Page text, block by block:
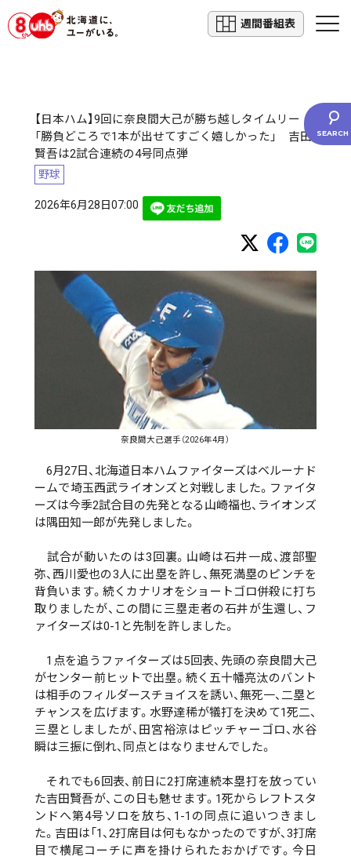
週間番組表
【日本ハム】9回に奈良間大己が勝ち越しタイムリー
「勝負どころで1本が出せてすごく嬉しかった」 吉田
賢吾は2試合連続の4号同点弾
野球
2026年6月28日07:00
奈良間大己選手（2026年4月）
6月27日、北海道日本ハムファイターズはベルーナド
ームで埼玉西武ライオンズと対戦しました。ファイタ
ーズは今季2試合目の先発となる山崎福也、ライオンズ
は隅田知一郎が先発しました。
試合が動いたのは3回裏。山崎は石井一成、渡部聖
弥、西川愛也の3人に出塁を許し、無死満塁のピンチを
背負います。続くカナリオをショートゴロ併殺に打ち
取りましたが、この間に三塁走者の石井が生還し、フ
ァイターズは0-1と先制を許しました。
1点を追うファイターズは5回表、先頭の奈良間大己
がセンター前ヒットで出塁。続く五十幡亮汰のバント
は相手のフィルダースチョイスを誘い、無死一、二塁と
チャンスを広げます。水野達稀が犠打を決めて1死二、
三塁としましたが、田宮裕涼はピッチャーゴロ、水谷
瞬は三振に倒れ、同点とはなりませんでした。
それでも6回表、前日に2打席連続本塁打を放ってい
た吉田賢吾が、この日も魅せます。1死からレフトスタ
ンドへ第4号ソロを放ち、1-1の同点に追いつきまし
た。吉田は「1、2打席目は何もなかったのですが、3打席
目で横尾コーチに声を掛けられたおかげです。今日